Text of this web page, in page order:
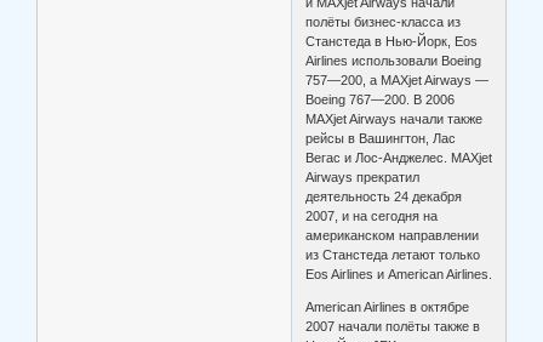
полёты бизнес-класса из
Станстеда в Нью-Йорк, Eos
Airlines использовали Boeing
757—200, а MAXjet Airways —
Boeing 767—200. В 2006
MAXjet Airways начали также
рейсы в Вашингтон, Лас
Вегас и Лос-Анджелес. MAXjet
Airways прекратил
деятельность 24 декабря
2007, и на сегодня на
американском направлении
из Станстеда летают только
Eos Airlines и American Airlines.
American Airlines в октябре
2007 начали полёты также в